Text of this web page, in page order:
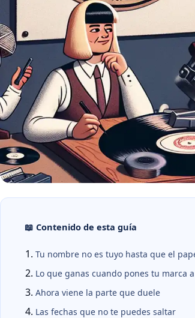
📖 Contenido de esta guía
Tu nombre no es tuyo hasta que el
Lo que ganas cuando pones tu marca
Ahora viene la parte que duele
Las fechas que no te puedes saltar